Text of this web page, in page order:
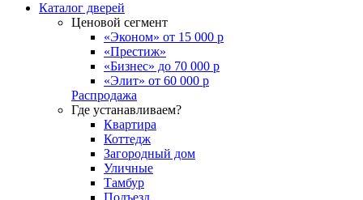
Каталог дверей
Ценовой сегмент
«Эконом» от 15 000 р
«Престиж»
«Бизнес» до 70 000 р
«Элит» от 60 000 р
Распродажа
Где устанавливаем?
Квартира
Коттедж
Загородный дом
Уличные
Тамбур